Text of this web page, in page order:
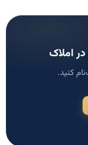
املاک
کنید.